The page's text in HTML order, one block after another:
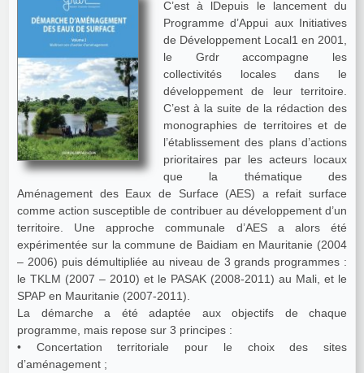
C’est à lDepuis le lancement du
Programme d’Appui aux Initiatives
de Développement Local1 en 2001,
le Grdr accompagne les
collectivités locales dans le
développement de leur territoire.
C’est à la suite de la rédaction des
monographies de territoires et de
l’établissement des plans d’actions
prioritaires par les acteurs locaux
que la thématique des
Aménagement des Eaux de Surface (AES) a refait surface
comme action susceptible de contribuer au développement d’un
territoire. Une approche communale d’AES a alors été
expérimentée sur la commune de Baidiam en Mauritanie (2004
– 2006) puis démultipliée au niveau de 3 grands programmes :
le TKLM (2007 – 2010) et le PASAK (2008-2011) au Mali, et le
SPAP en Mauritanie (2007-2011).
La démarche a été adaptée aux objectifs de chaque
programme, mais repose sur 3 principes :
• Concertation territoriale pour le choix des sites
d’aménagement ;